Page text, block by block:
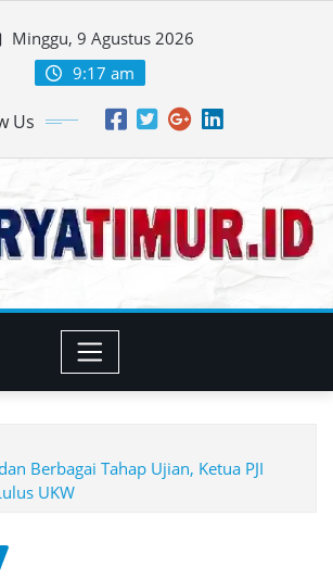
Minggu, 9 Agustus 2026
9:17 am
Us
Berbagai Tahap Ujian, Ketua PJI
UKW